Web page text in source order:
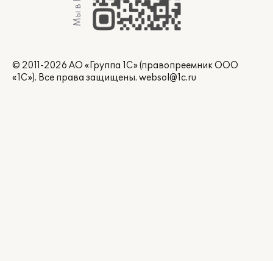
© 2011-2026 АО «Группа 1С» (правопреемник ООО
«1С»). Все права защищены. websol@1c.ru